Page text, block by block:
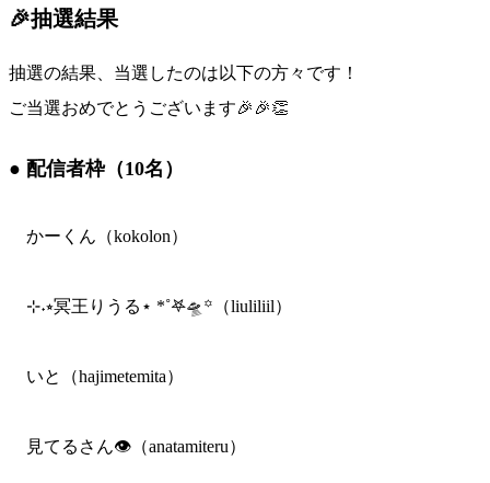
🎉抽選結果
抽選の結果、当選したのは以下の方々です！
ご当選おめでとうございます🎉🎉👏
● 配信者枠（10名）
かーくん（kokolon）
⊹˖⭒冥王りうる⋆ *˚𖤐🛸꙳（liuliliil）
いと（hajimetemita）
見てるさん👁️（anatamiteru）